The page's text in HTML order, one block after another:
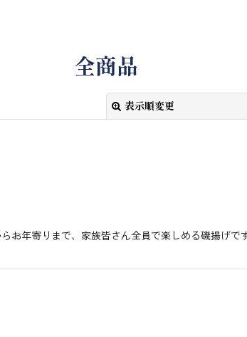
全商品
表示順変更
お年寄りまで、家族皆さん全員で楽しめる磯揚げ